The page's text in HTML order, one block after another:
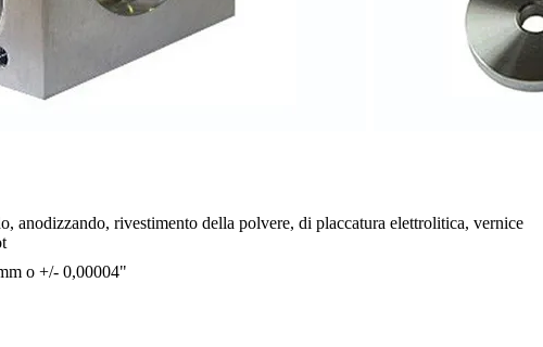
anodizzando, rivestimento della polvere, di placcatura elettrolitica, vernice
o +/- 0,00004"